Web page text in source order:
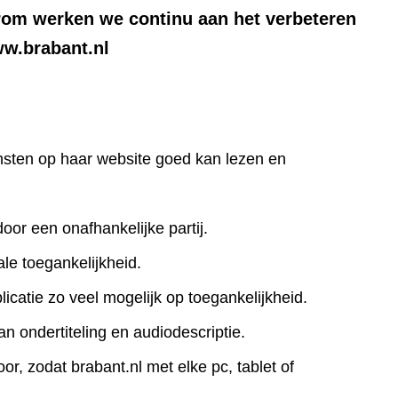
werken we continu aan het verbeteren
op haar website goed kan lezen en
een onafhankelijke partij.
toegankelijkheid.
zo veel mogelijk op toegankelijkheid.
ondertiteling en audiodescriptie.
zodat brabant.nl met elke pc, tablet of